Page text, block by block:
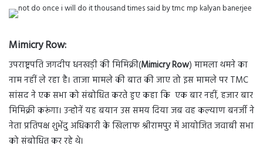
Mimicry Row:
उपराष्ट्रपति जगदीप धनखड़ी की मिमिक्री(Mimicry Row) मामला थमने का
नाम नहीं ले रहा है। ताजा मामले की बात की जाए तो इस मामले पर TMC
सांसद ने एक सभा को संबोधित करते हुए कहा कि एक बार नहीं, हजार बार
मिमिक्री करूंगा। उन्होनें यह बयान उस समय दिया जब वह कल्याण बनर्जी ने
नेता प्रतिपक्ष शुभेंदु अधिकारी के खिलाफ श्रीरामपुर में आयोजित जवाबी सभा
को संबोधित कर रहे थे।